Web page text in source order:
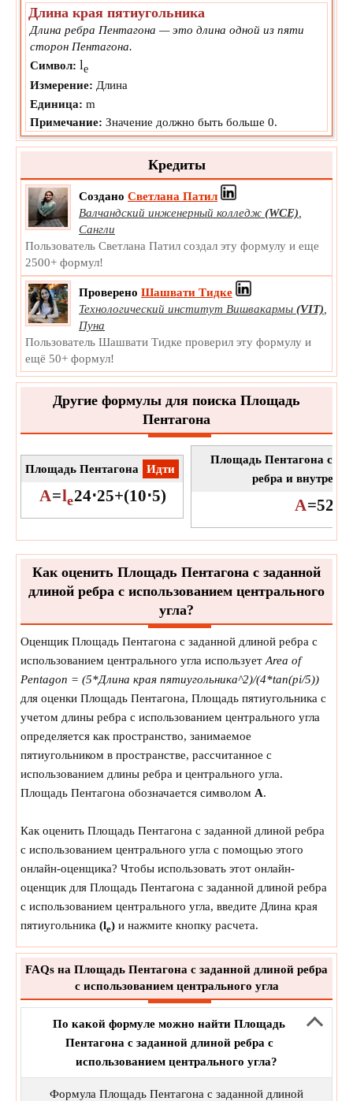
Длина края пятиугольника
Длина ребра Пентагона — это длина одной из пяти
сторон Пентагона.
Символ: le
Измерение: Длина
Единица: m
Примечание: Значение должно быть больше 0.
Кредиты
Создано Светлана Патил
Валчандский инженерный колледж (WCE)
Сангли
Пользователь Светлана Патил создал эту формулу и еще
2500+ формул!
Проверено Шашвати Тидке
Технологический институт Вишвакармы (VIT)
Пуна
Пользователь Шашвати Тидке проверил эту формулу и
ещё 50+ формул!
Другие формулы для поиска Площадь
Пентагона
​Идти
Площадь Пентагона
A=le24⋅25+(10⋅5)
Площадь Пентагона с
ребра и
A=52
Как оценить Площадь Пентагона с заданной
длиной ребра с использованием центрального
угла?
Оценщик Площадь Пентагона с заданной длиной ребра с
использованием центрального угла использует Area of
Pentagon = (5*Длина края пятиугольника^2)/(4*tan(pi/5))
для оценки Площадь Пентагона, Площадь пятиугольника с
учетом длины ребра с использованием центрального угла
определяется как пространство, занимаемое
пятиугольником в пространстве, рассчитанное с
использованием длины ребра и центрального угла.
Площадь Пентагона обозначается символом A.
Как оценить Площадь Пентагона с заданной длиной ребра
с использованием центрального угла с помощью этого
онлайн-оценщика? Чтобы использовать этот онлайн-
оценщик для Площадь Пентагона с заданной длиной ребра
с использованием центрального угла, введите Длина края
пятиугольника (le) и нажмите кнопку расчета.
FAQs на Площадь Пентагона с заданной длиной ребра
с использованием центрального угла
По какой формуле можно найти Площадь
Пентагона с заданной длиной ребра с
использованием центрального угла?
Формула Площадь Пентагона с заданной длиной